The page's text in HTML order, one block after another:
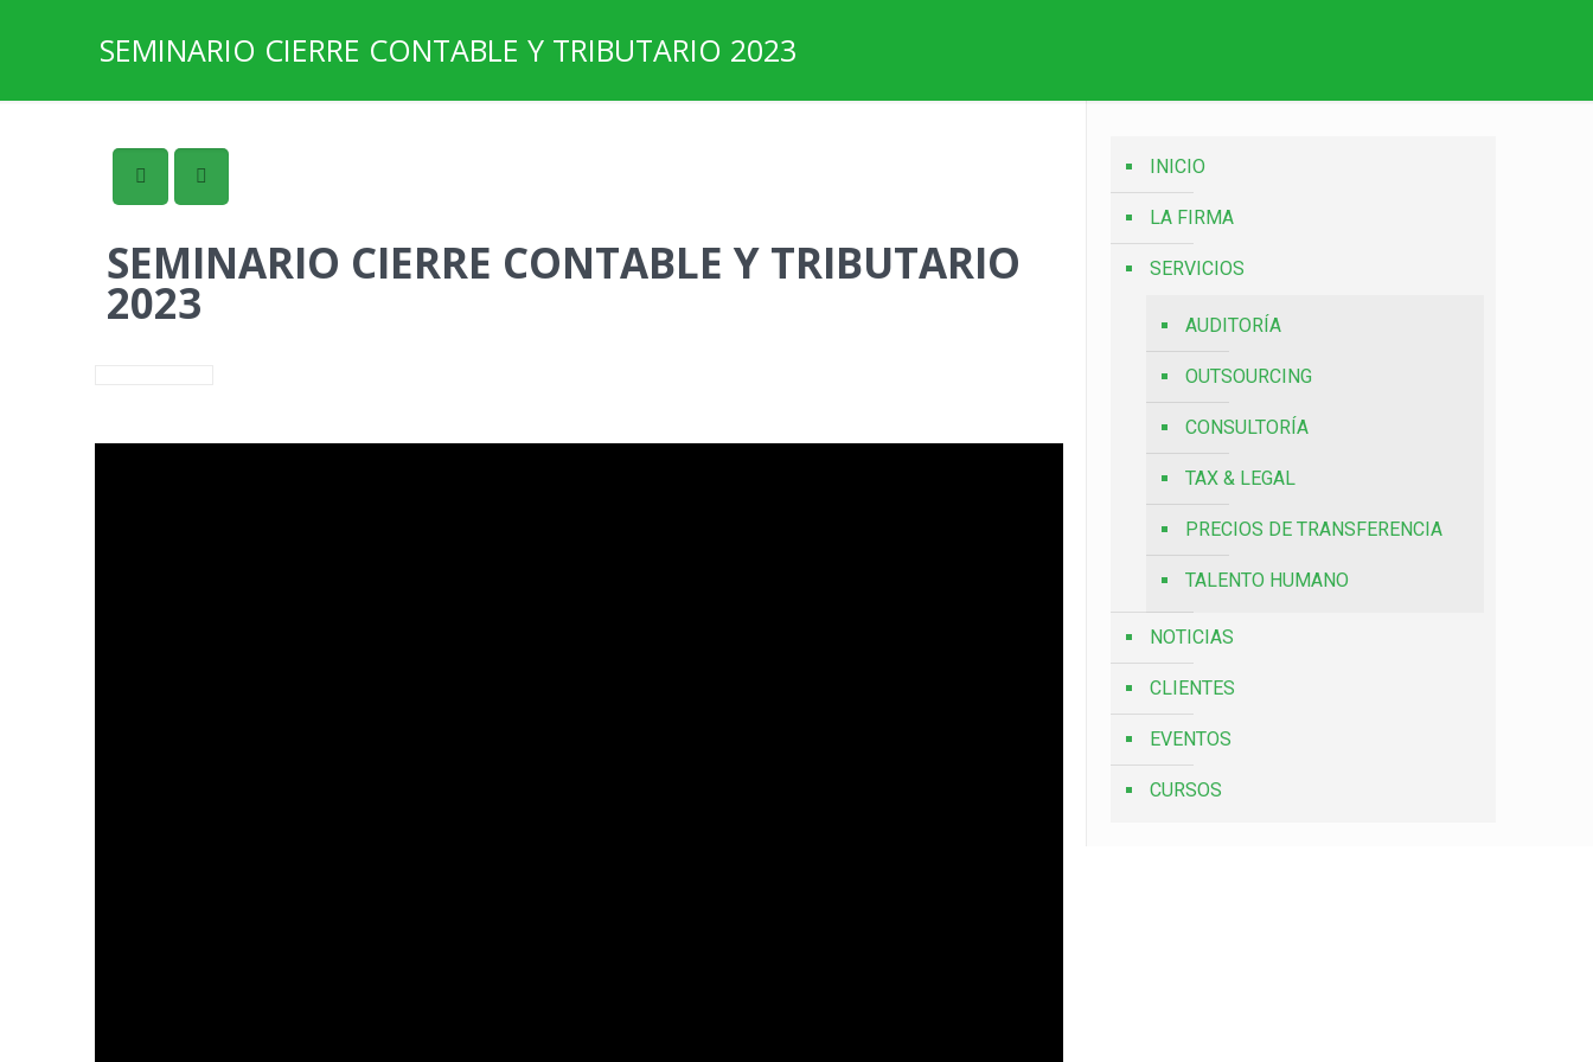
SEMINARIO CIERRE CONTABLE Y TRIBUTARIO 2023
SEMINARIO CIERRE CONTABLE Y TRIBUTARIO
2023
INICIO
LA FIRMA
SERVICIOS
AUDITORÍA
OUTSOURCING
CONSULTORÍA
TAX & LEGAL
PRECIOS DE TRANSFERENCIA
TALENTO HUMANO
NOTICIAS
CLIENTES
EVENTOS
CURSOS